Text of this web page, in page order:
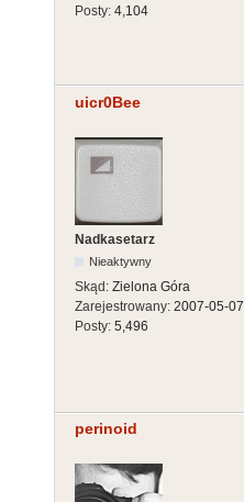
Posty: 4,104
uicr0Bee
Nadkasetarz
Nieaktywny
Skąd: Zielona Góra
Zarejestrowany: 2007-05-07
Posty: 5,496
perinoid